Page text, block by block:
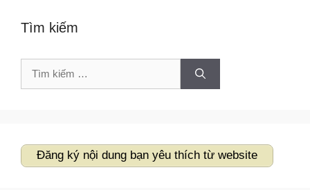
Tìm kiếm
Tìm
Đăng ký nội dung bạn yêu thích từ website